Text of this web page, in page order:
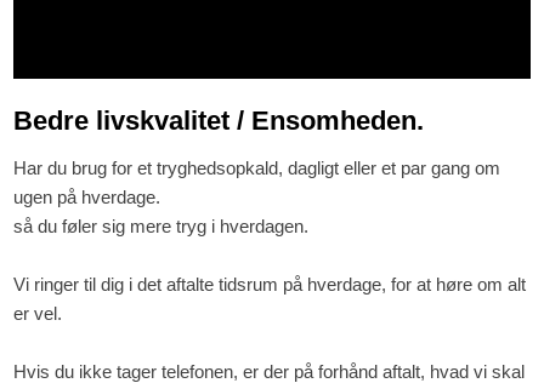
Bedre livskvalitet / Ensomheden.
Har du brug for et tryghedsopkald, dagligt eller et par gang om
ugen på hverdage.
så du føler sig mere tryg i hverdagen.
Vi ringer til dig i det aftalte tidsrum på hverdage, for at høre om alt
er vel.
Hvis du ikke tager telefonen, er der på forhånd aftalt, hvad vi skal